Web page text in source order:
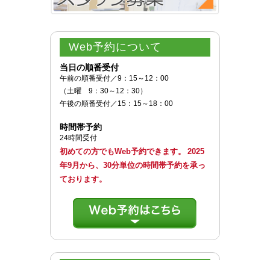
Web予約について
当日の順番受付
午前の順番受付／9：15～12：00
（土曜 9：30～12：30）
午後の順番受付／15：15～18：00
時間帯予約
24時間受付
初めての方でもWeb予約できます。
2025
年9月から、30分単位の時間帯予約を承っ
ております。